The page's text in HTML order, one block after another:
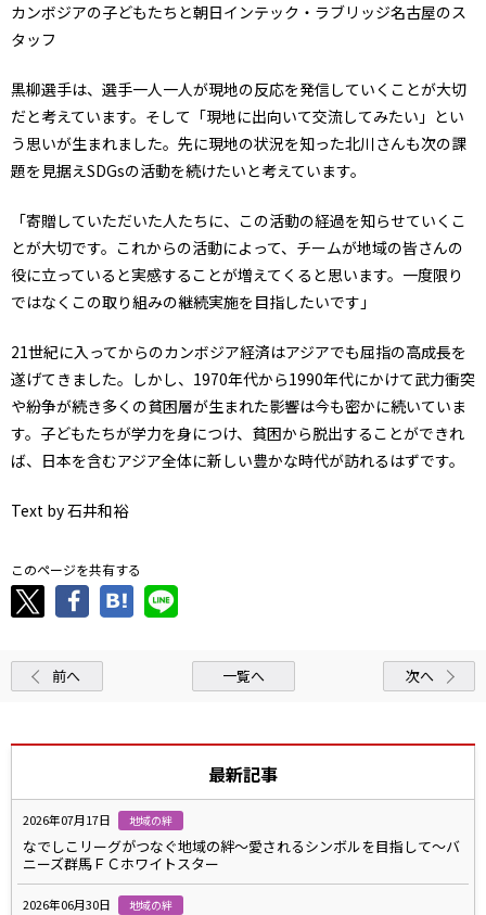
カンボジアの子どもたちと朝日インテック・ラブリッジ名古屋のス
タッフ
黒柳選手は、選手一人一人が現地の反応を発信していくことが大切
だと考えています。そして「現地に出向いて交流してみたい」とい
う思いが生まれました。先に現地の状況を知った北川さんも次の課
題を見据えSDGsの活動を続けたいと考えています。
「寄贈していただいた人たちに、この活動の経過を知らせていくこ
とが大切です。これからの活動によって、チームが地域の皆さんの
役に立っていると実感することが増えてくると思います。一度限り
ではなくこの取り組みの継続実施を目指したいです」
21世紀に入ってからのカンボジア経済はアジアでも屈指の高成長を
遂げてきました。しかし、1970年代から1990年代にかけて武力衝突
や紛争が続き多くの貧困層が生まれた影響は今も密かに続いていま
す。子どもたちが学力を身につけ、貧困から脱出することができれ
ば、日本を含むアジア全体に新しい豊かな時代が訪れるはずです。
Text by 石井和裕
このページを共有する
前へ 一覧へ 次へ
最新記事
2026年07月17日 地域の絆
なでしこリーグがつなぐ地域の絆～愛されるシンボルを目指して～バ
ニーズ群馬ＦＣホワイトスター
2026年06月30日 地域の絆